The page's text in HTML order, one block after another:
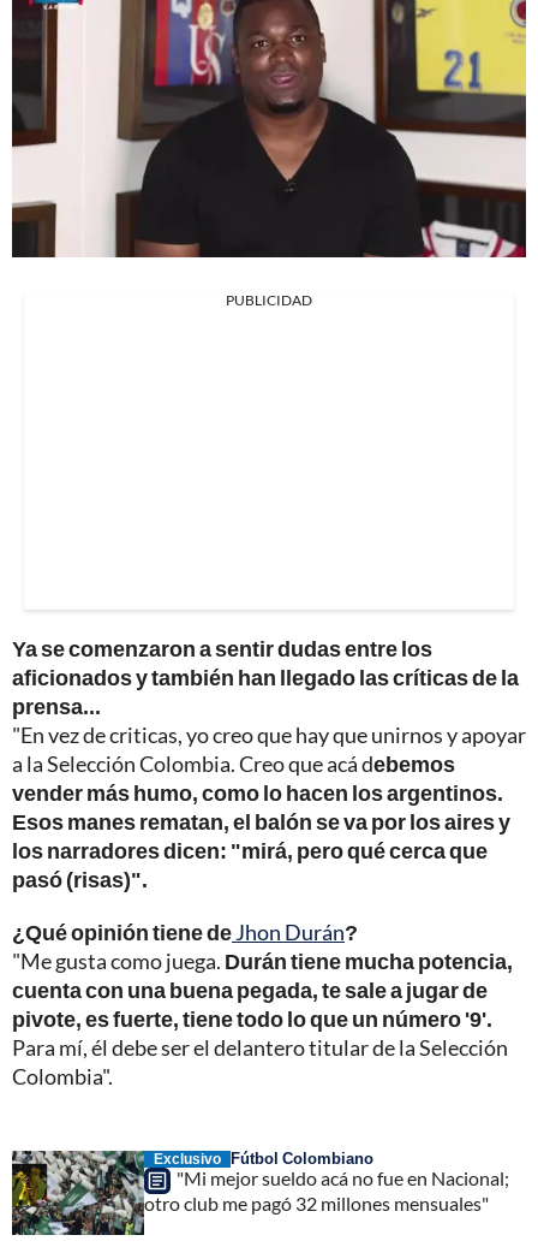
PUBLICIDAD
Ya se comenzaron a sentir dudas entre los
aficionados y también han llegado las críticas de la
prensa...
"En vez de criticas, yo creo que hay que unirnos y apoyar
a la Selección Colombia. Creo que acá debemos
vender más humo, como lo hacen los argentinos.
Esos manes rematan, el balón se va por los aires y
los narradores dicen: "mirá, pero qué cerca que
pasó (risas)".
¿Qué opinión tiene deJhon Durán?
"Me gusta como juega. Durán tiene mucha potencia,
cuenta con una buena pegada, te sale a jugar de
pivote, es fuerte, tiene todo lo que un número '9'.
Para mí, él debe ser el delantero titular de la Selección
Colombia".
Exclusivo Fútbol Colombiano
"Mi mejor sueldo acá no fue en Nacional;
otro club me pagó 32 millones mensuales"